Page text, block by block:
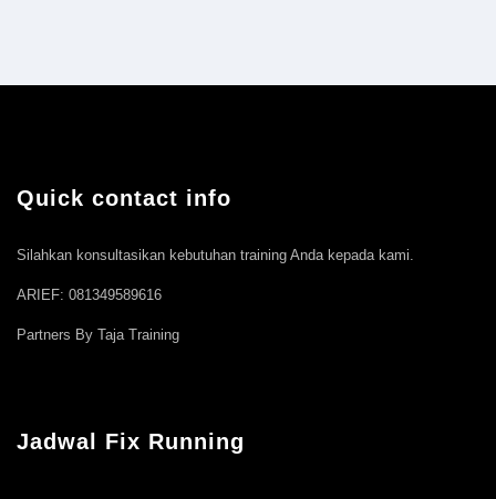
Quick contact info
Silahkan konsultasikan kebutuhan training Anda kepada kami.
ARIEF: 081349589616
Partners By Taja Training
Jadwal Fix Running